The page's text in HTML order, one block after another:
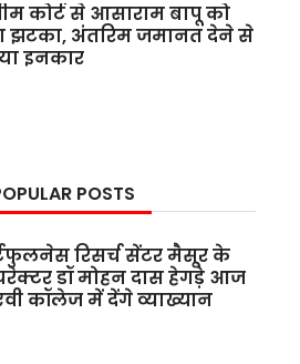
कोर्ट से आसाराम बापू को
झटका, अंतरिम जमानत देने से
इनकार
POSTS
रिसर्च सेंटर मैसूर के
डॉ मोहन दास हेगड़े आज
कॉलेज में देंगे व्याख्यान